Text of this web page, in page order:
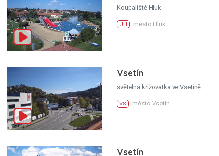
Koupaliště Hluk
UH město Hluk
Vsetín
světelná křižovatka ve Vsetíně
VS město Vsetín
Vsetín